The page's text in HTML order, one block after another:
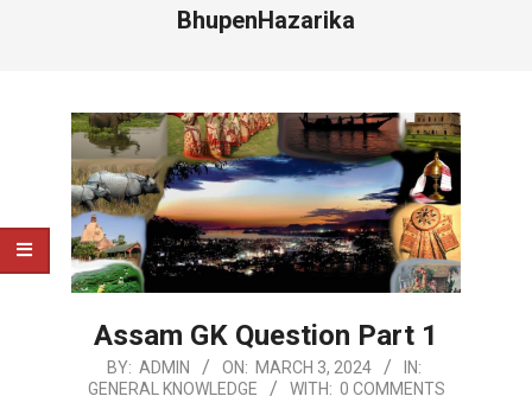
BhupenHazarika
Assam GK Question Part 1
2024-
03-
BY: ADMIN ON: MARCH 3, 2024
IN:
GENERAL KNOWLEDGE
WITH: 0 COMMENTS